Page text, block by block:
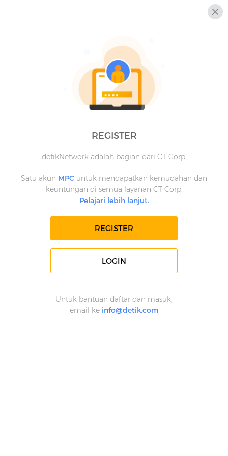
REGISTER
detikNetwork adalah bagian dari CT Corp.
Satu akun MPC untuk mendapatkan kemudahan dan
keuntungan di semua layanan CT Corp.
Pelajari lebih lanjut.
REGISTER
LOGIN
Untuk bantuan daftar dan masuk,
email ke info@detik.com